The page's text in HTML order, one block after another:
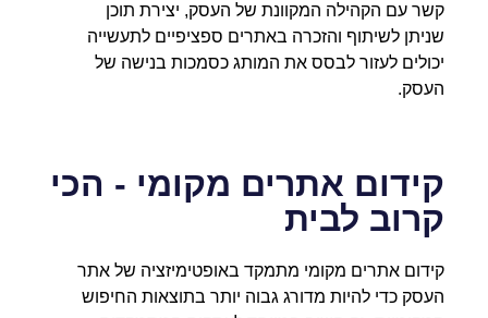
קשר עם הקהילה המקוונת של העסק, יצירת תוכן
שניתן לשיתוף והזכרה באתרים ספציפיים לתעשייה
יכולים לעזור לבסס את המותג כסמכות בנישה של
העסק.
קידום אתרים מקומי - הכי
קרוב לבית
קידום אתרים מקומי מתמקד באופטימיזציה של אתר
העסק כדי להיות מדורג גבוה יותר בתוצאות החיפוש